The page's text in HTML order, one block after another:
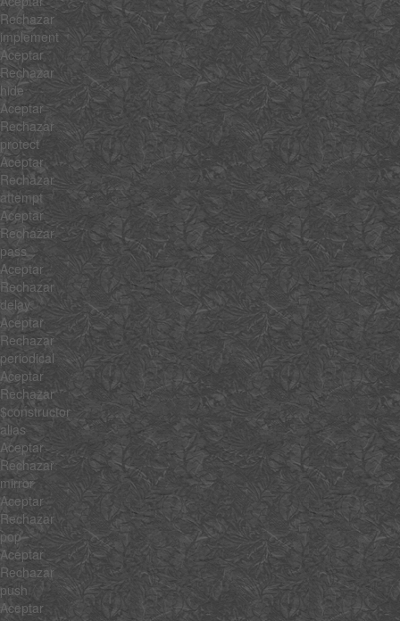
Rechazar
implement
Aceptar
Rechazar
hide
Aceptar
Rechazar
protect
Aceptar
Rechazar
attempt
Aceptar
Rechazar
pass
Aceptar
Rechazar
delay
Aceptar
Rechazar
periodical
Aceptar
Rechazar
$constructor
alias
Aceptar
Rechazar
mirror
Aceptar
Rechazar
pop
Aceptar
Rechazar
push
Aceptar